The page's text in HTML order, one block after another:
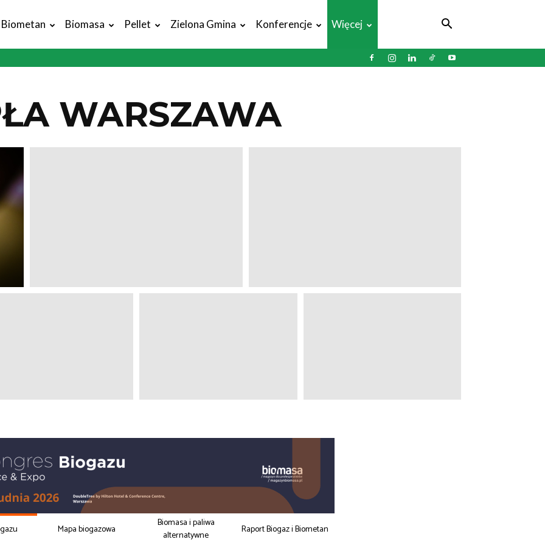
Biometan Biomasa Pellet Zielona Gmina Konferencje Więcej
WARSZAWA
Mapa biogazowa
Biomasa i paliwa
alternatywne
Raport Biogaz i Biometan